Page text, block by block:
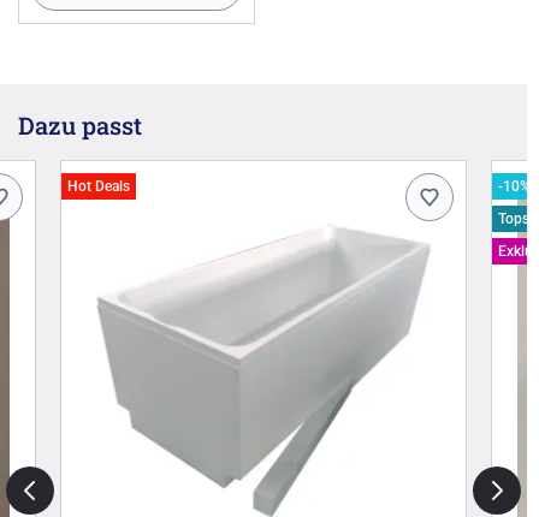
Dazu passt
Hot Deals
-10%